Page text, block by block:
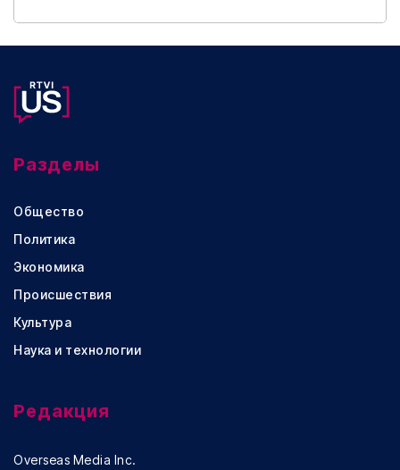
Разделы
Общество
Политика
Экономика
Происшествия
Культура
Наука и технологии
Редакция
Overseas Media Inc.